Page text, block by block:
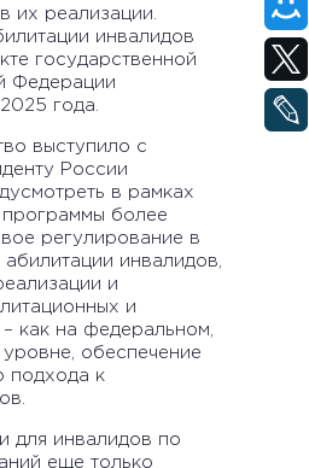
их реализации.
инвалидов
государственной
Федерации
года.
выступило с
России
в рамках
программы более
регулирование в
инвалидов,
и
и
как на федеральном,
обеспечение
подхода к
для инвалидов по
еще только